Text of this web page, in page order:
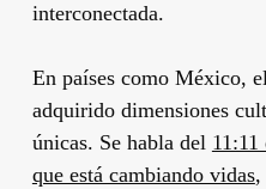
interconectada.
En países como México,
adquirido dimensiones
únicas. Se habla del
que está cambiando vidas,